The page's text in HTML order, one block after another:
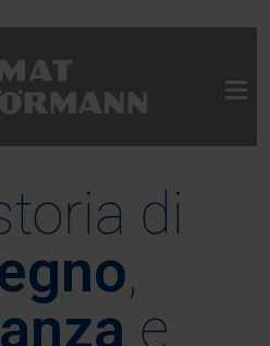
di
,
e